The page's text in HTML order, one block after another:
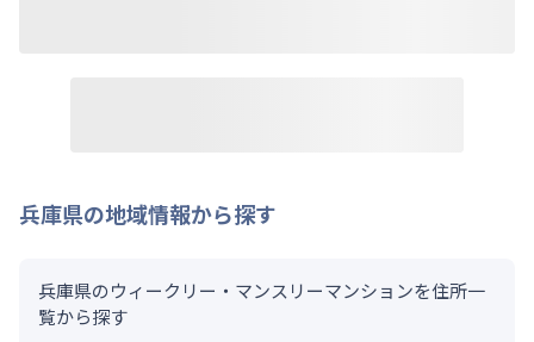
兵庫県の地域情報から探す
兵庫県のウィークリー・マンスリーマンションを住所一
覧から探す